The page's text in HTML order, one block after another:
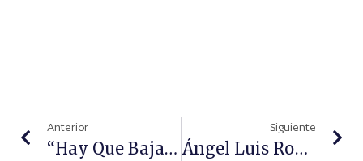
Anterior
“Hay Que Bajar A La Tierra, Y La Relación Con El Cliente Es Lo Que Tenemos Que Cuidar”
Siguiente
Ángel Luis Rodríguez De La Cuerda: “Si No Hubiera Genéricos, La Factura De Medicamentos Sería Mil Millones Más Cara”